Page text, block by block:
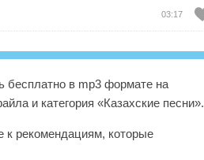
03:17
бесплатно в mp3 формате на
и категория «Казахские песни».
к рекомендациям, которые